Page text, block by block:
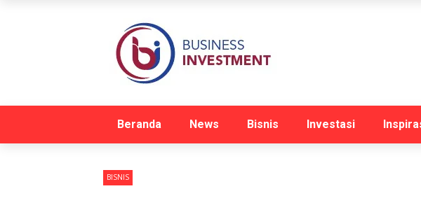
Beranda News Bisnis Investasi
BISNIS